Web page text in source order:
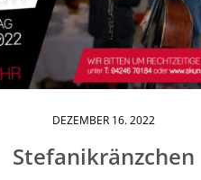
DEZEMBER 16. 2022
Stefanikränzchen